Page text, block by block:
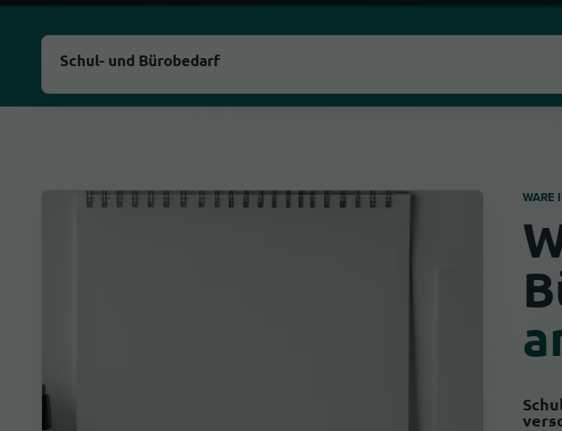
Als meinen Standort wählen
WARE